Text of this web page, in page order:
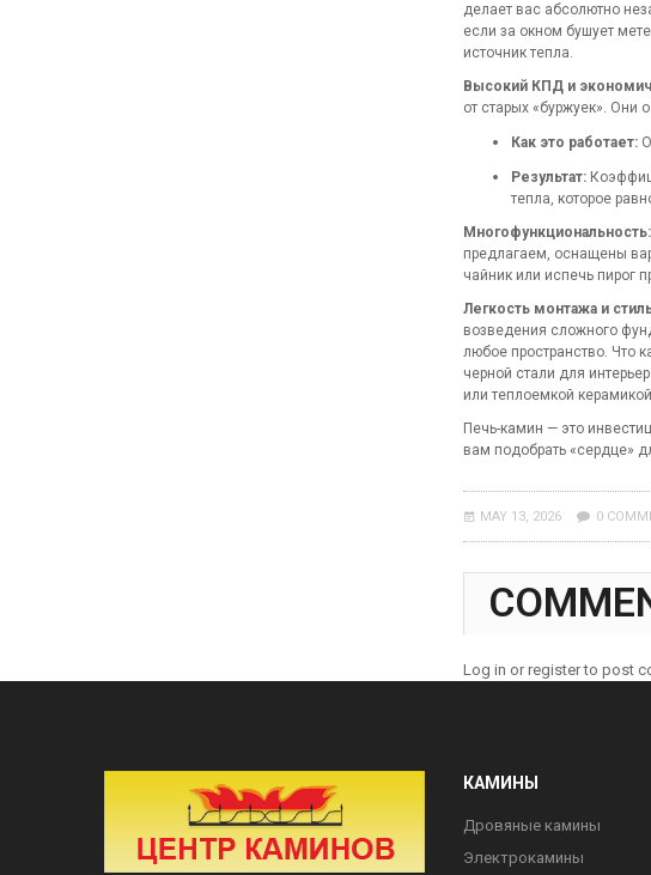
делает вас абсолютно
если за окном бушует
источник тепла.
Высокий КПД и
от старых «буржуек». Они
Как это работает:
Результат:
тепла, которое
предлагаем, оснащены
чайник или испечь пирог
Легкость монтажа и
возведения сложного
любое пространство. Что
черной стали для
или теплоемкой
Печь-камин — это
вам подобрать «сердце»
MAY 13, 2026 0
Log in or register to post
КАМИНЫ
Дровяные камины
Электрокамины